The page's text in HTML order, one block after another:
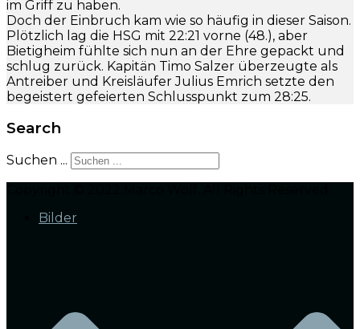
im Griff zu haben.
Doch der Einbruch kam wie so häufig in dieser Saison.
Plötzlich lag die HSG mit 22:21 vorne (48.), aber
Bietigheim fühlte sich nun an der Ehre gepackt und
schlug zurück. Kapitän Timo Salzer überzeugte als
Antreiber und Kreisläufer Julius Emrich setzte den
begeistert gefeierten Schlusspunkt zum 28:25.
Search
Suchen ...
Bilder